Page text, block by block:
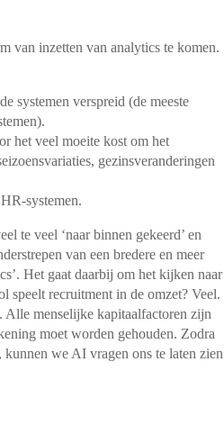
van inzetten van analytics te komen.
systemen verspreid (de meeste
het veel moeite kost om het
gezinsveranderingen
systemen.
te veel ‘naar binnen gekeerd’ en
van een bredere en meer
Het gaat daarbij om het kijken naar
speelt recruitment in de omzet? Veel.
menselijke kapitaalfactoren zijn
moet worden gehouden. Zodra
kunnen we AI vragen ons te laten zien